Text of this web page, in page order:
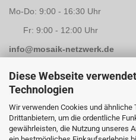
Diese Webseite
Technologien
Wir verwenden Cookies und ähnliche
Drittanbietern, um die ordentliche
gewährleisten, die Nutzung unseres
Mo-Do: 9:00 - 16:30 Uhr
Fr: 9:00 - 12:00 Uhr
info@mosaik-netzwerk.de
Retouren Adresse:
Mosaik-Netzwerk
Kapellenstrasse 3
96117 Memmelsdorf /